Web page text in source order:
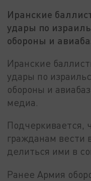
Иранские
удары по
обороны и
Иранские
удары по
обороны и
медиа.
Подчеркивается,
гражданам вести
делиться ими в
Ранее Армия